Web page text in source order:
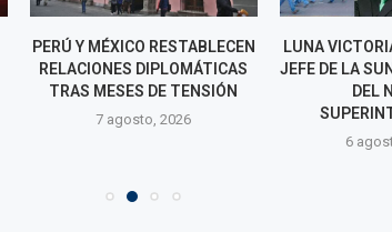
PERÚ Y MÉXICO RESTABLECEN
RELACIONES DIPLOMÁTICAS
TRAS MESES DE TENSIÓN
7 agosto, 2026
LUNA
JEFE DE LA
DEL
6